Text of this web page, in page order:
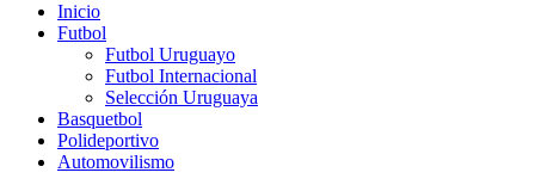
Inicio
Futbol
Futbol Uruguayo
Futbol Internacional
Selección Uruguaya
Basquetbol
Polideportivo
Automovilismo